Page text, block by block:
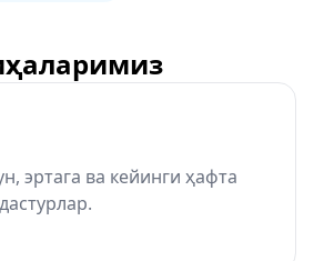
эртага ва кейинги ҳафта